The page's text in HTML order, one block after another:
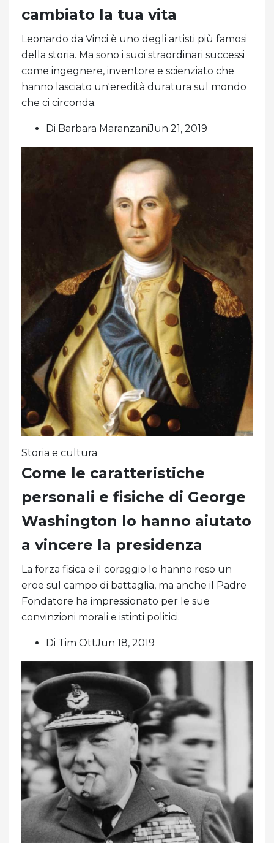
cambiato la tua vita
Leonardo da Vinci è uno degli artisti più famosi
della storia. Ma sono i suoi straordinari successi
come ingegnere, inventore e scienziato che
hanno lasciato un'eredità duratura sul mondo
che ci circonda.
Di Barbara MaranzaniJun 21, 2019
Storia e cultura
Come le caratteristiche
personali e fisiche di George
Washington lo hanno aiutato
a vincere la presidenza
La forza fisica e il coraggio lo hanno reso un
eroe sul campo di battaglia, ma anche il Padre
Fondatore ha impressionato per le sue
convinzioni morali e istinti politici.
Di Tim OttJun 18, 2019